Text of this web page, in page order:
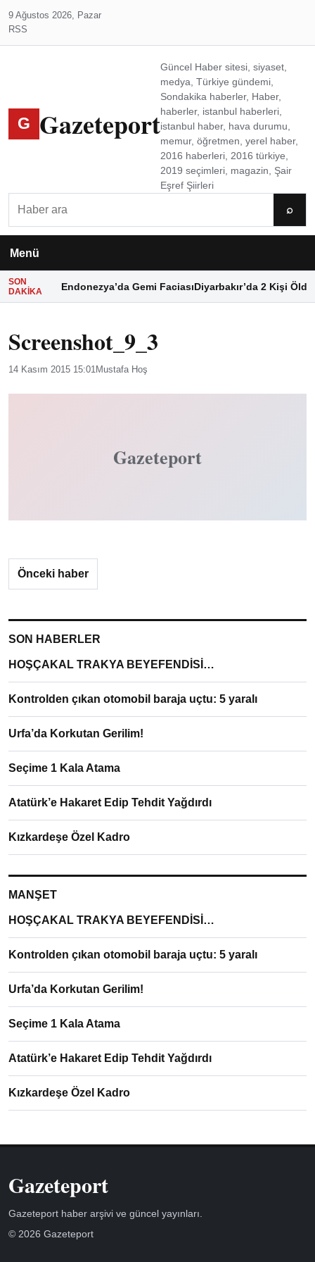
9 Ağustos 2026, Pazar
RSS
G Gazeteport
Güncel Haber sitesi, siyaset,
medya, Türkiye gündemi,
Sondakika haberler, Haber,
haberler, istanbul haberleri,
istanbul haber, hava durumu,
memur, öğretmen, yerel haber,
2016 haberleri, 2016 türkiye,
2019 seçimleri, magazin, Şair
Eşref Şiirleri
⌕
Menü
SON
DAKIKA
Endonezya’da Gemi FaciasıDiyarbakır’da 2 Kişi Öldü
Screenshot_9_3
14 Kasım 2015 15:01Mustafa Hoş
Gazeteport
Önceki haber
SON HABERLER
HOŞÇAKAL TRAKYA BEYEFENDİSİ…
Kontrolden çıkan otomobil baraja uçtu: 5 yaralı
Urfa’da Korkutan Gerilim!
Seçime 1 Kala Atama
Atatürk’e Hakaret Edip Tehdit Yağdırdı
Kızkardeşe Özel Kadro
MANŞET
HOŞÇAKAL TRAKYA BEYEFENDİSİ…
Kontrolden çıkan otomobil baraja uçtu: 5 yaralı
Urfa’da Korkutan Gerilim!
Seçime 1 Kala Atama
Atatürk’e Hakaret Edip Tehdit Yağdırdı
Kızkardeşe Özel Kadro
Gazeteport
Gazeteport haber arşivi ve güncel yayınları.
© 2026 Gazeteport